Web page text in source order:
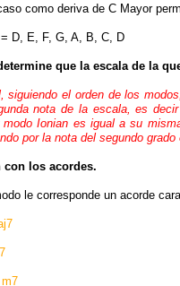
como deriva de C Mayor
= D, E, F, G, A, B, C, D
que la escala de la
siguiendo el orden de los
nota de la escala, es
modo Ionian es igual a su
por la nota del segundo
con los acordes.
le corresponde un acorde
m7